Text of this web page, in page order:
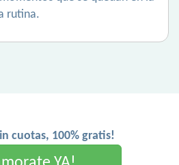
rutina.
cuotas, 100% gratis!